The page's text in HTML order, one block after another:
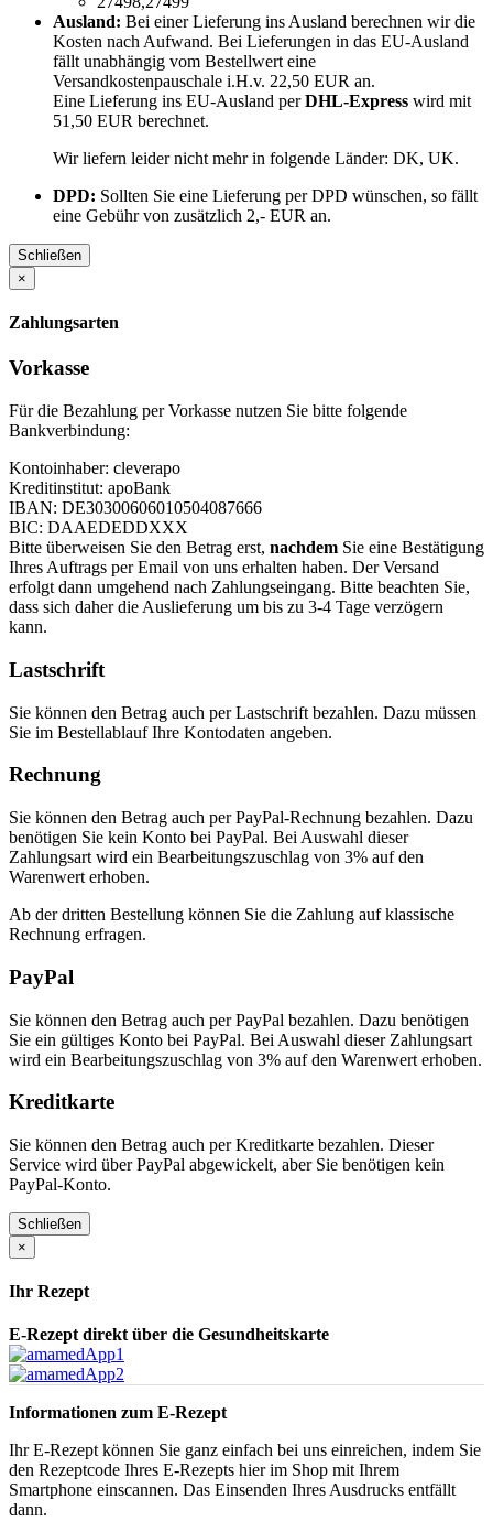
Ausland: Bei einer Lieferung ins Ausland berechnen wir die
Kosten nach Aufwand. Bei Lieferungen in das EU-Ausland
fällt unabhängig vom Bestellwert eine
Versandkostenpauschale i.H.v. 22,50 EUR an.
Eine Lieferung ins EU-Ausland perDHL-Express wird mit
51,50 EUR berechnet.
Wir liefern leider nicht mehr in folgende Länder: DK, UK.
DPD: Sollten Sie eine Lieferung per DPD wünschen, so fällt
eine Gebühr von zusätzlich 2,- EUR an.
Schließen
×
Zahlungsarten
Vorkasse
Für die Bezahlung per Vorkasse nutzen Sie bitte folgende
Bankverbindung:
Kontoinhaber: cleverapo
Kreditinstitut: apoBank
IBAN: DE30300606010504087666
BIC: DAAEDEDDXXX
Bitte überweisen Sie den Betrag erst, nachdem Sie eine Bestätigung
Ihres Auftrags per Email von uns erhalten haben. Der Versand
erfolgt dann umgehend nach Zahlungseingang. Bitte beachten Sie,
dass sich daher die Auslieferung um bis zu 3-4 Tage verzögern
kann.
Lastschrift
Sie können den Betrag auch per Lastschrift bezahlen. Dazu müssen
Sie im Bestellablauf Ihre Kontodaten angeben.
Rechnung
Sie können den Betrag auch per PayPal-Rechnung bezahlen. Dazu
benötigen Sie kein Konto bei PayPal. Bei Auswahl dieser
Zahlungsart wird ein Bearbeitungszuschlag von 3% auf den
Warenwert erhoben.
Ab der dritten Bestellung können Sie die Zahlung auf klassische
Rechnung erfragen.
PayPal
Sie können den Betrag auch per PayPal bezahlen. Dazu benötigen
Sie ein gültiges Konto bei PayPal. Bei Auswahl dieser Zahlungsart
wird ein Bearbeitungszuschlag von 3% auf den Warenwert erhoben.
Kreditkarte
Sie können den Betrag auch per Kreditkarte bezahlen. Dieser
Service wird über PayPal abgewickelt, aber Sie benötigen kein
PayPal-Konto.
Schließen
×
Ihr Rezept
E-Rezept direkt über die Gesundheitskarte
Informationen zum E-Rezept
Ihr E-Rezept können Sie ganz einfach bei uns einreichen, indem Sie
den Rezeptcode Ihres E-Rezepts hier im Shop mit Ihrem
Smartphone einscannen. Das Einsenden Ihres Ausdrucks entfällt
dann.